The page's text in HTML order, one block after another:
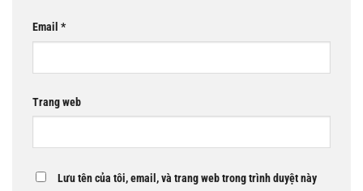
Email *
Trang web
Lưu tên của tôi, email, và trang web trong trình duyệt này